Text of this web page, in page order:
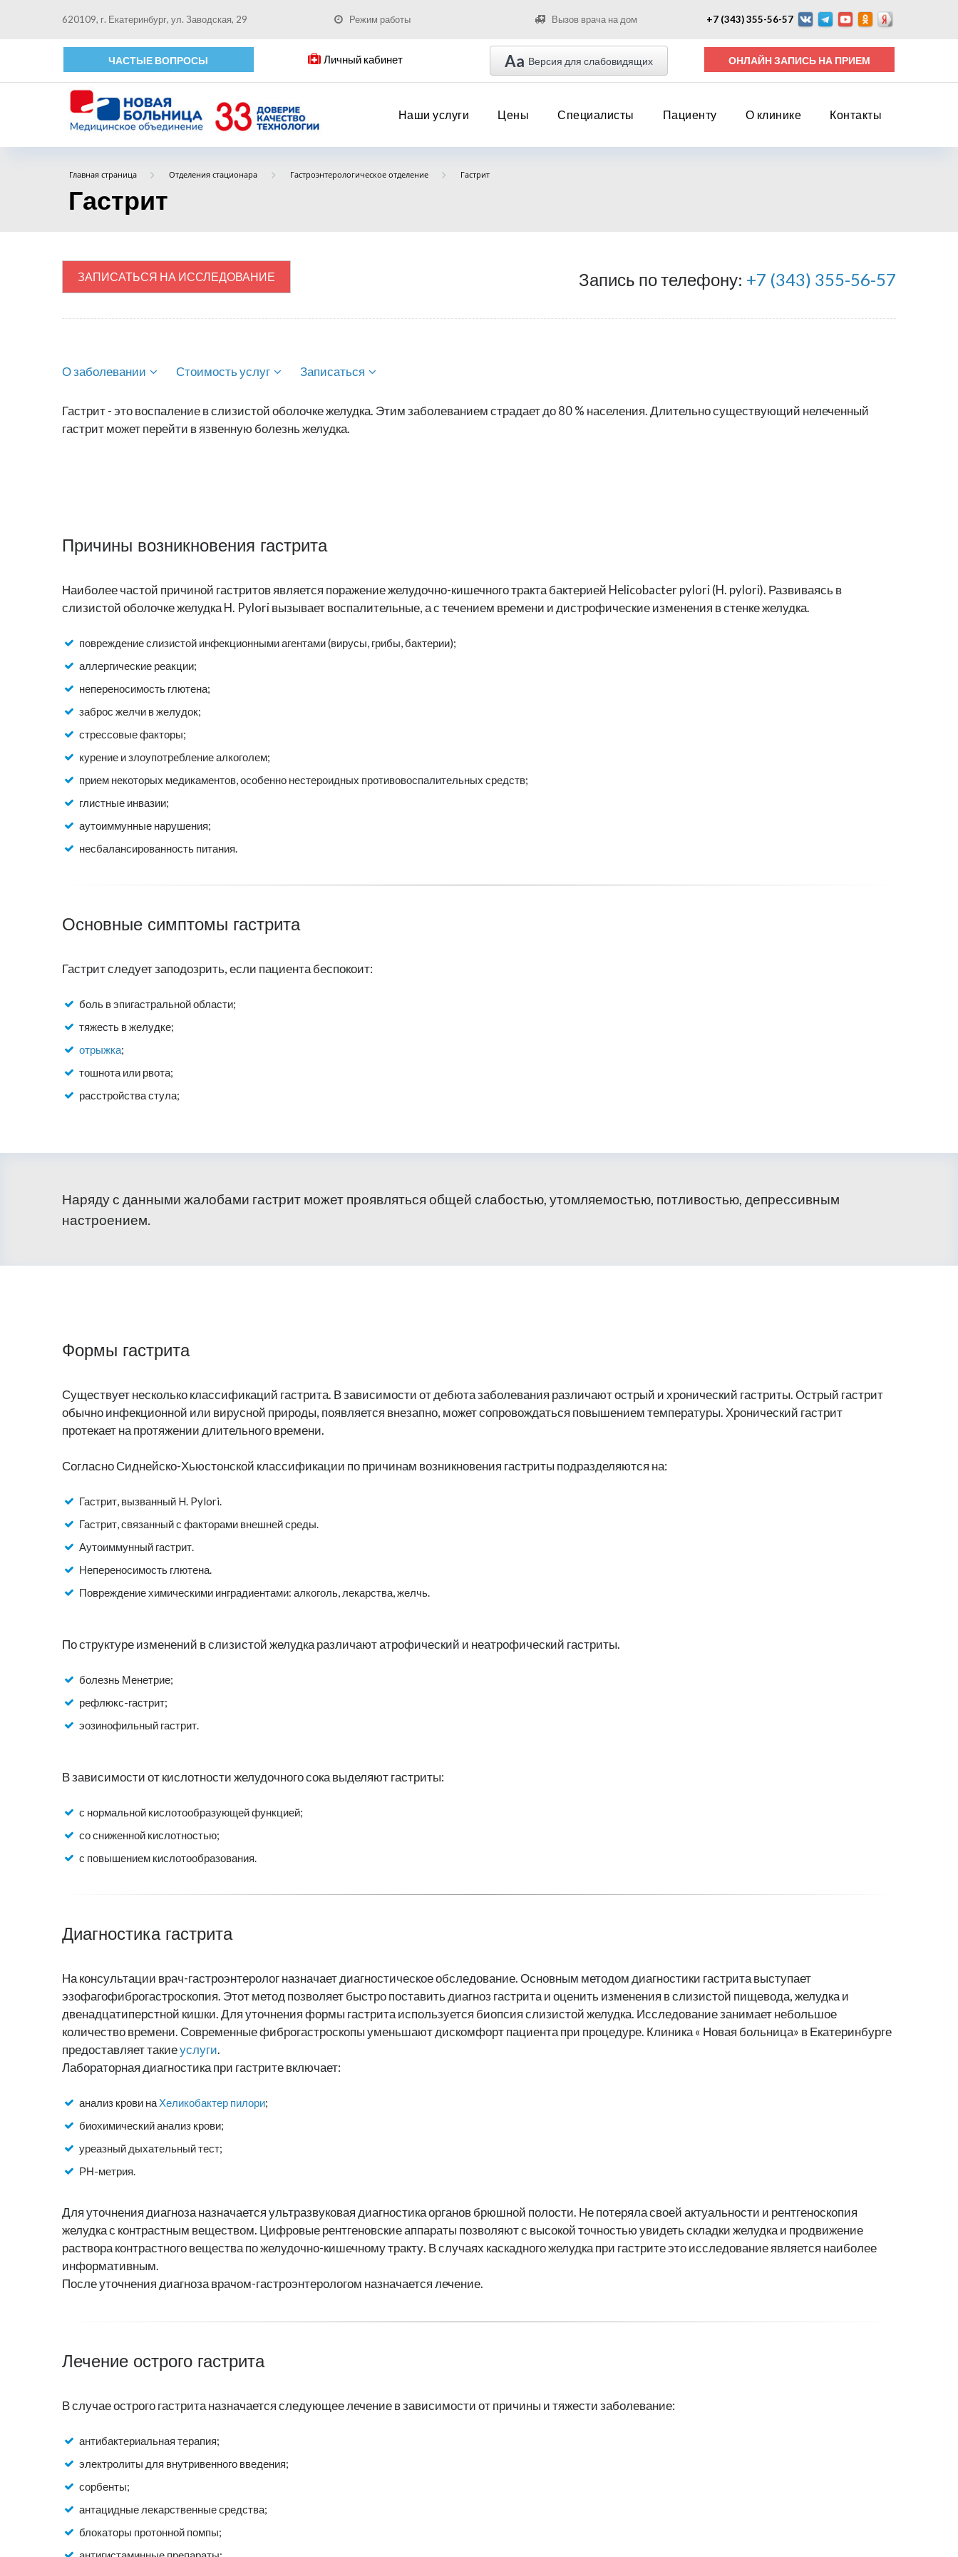
620109, г. Екатеринбург, ул. Заводская, 29 Режим работы Вызов врача на дом +7 (343) 355-56-57
ЧАСТЫЕ ВОПРОСЫ Личный кабинет Aa Версия для слабовидящих ОНЛАЙН ЗАПИСЬ НА ПРИЕМ
Наши услуги Цены Специалисты Пациенту О клинике Контакты
Главная страница Отделения стационара Гастроэнтерологическое отделение Гастрит
Гастрит
ЗАПИСАТЬСЯ НА ИССЛЕДОВАНИЕ Запись по телефону: +7 (343) 355-56-57
О заболевании Стоимость услуг Записаться
Гастрит - это воспаление в слизистой оболочке желудка. Этим заболеванием страдает до 80 % населения. Длительно существующий нелеченный
гастрит может перейти в язвенную болезнь желудка.
Причины возникновения гастрита
Наиболее частой причиной гастритов является поражение желудочно-кишечного тракта бактерией Helicobacter pylori (H. pylori). Развиваясь в
слизистой оболочке желудка H. Pylori вызывает воспалительные, а с течением времени и дистрофические изменения в стенке желудка.
повреждение слизистой инфекционными агентами (вирусы, грибы, бактерии);
аллергические реакции;
непереносимость глютена;
заброс желчи в желудок;
стрессовые факторы;
курение и злоупотребление алкоголем;
прием некоторых медикаментов, особенно нестероидных противовоспалительных средств;
глистные инвазии;
аутоиммунные нарушения;
несбалансированность питания.
Основные симптомы гастрита
Гастрит следует заподозрить, если пациента беспокоит:
боль в эпигастральной области;
тяжесть в желудке;
отрыжка;
тошнота или рвота;
расстройства стула;
Наряду с данными жалобами гастрит может проявляться общей слабостью, утомляемостью, потливостью, депрессивным
настроением.
Формы гастрита
Существует несколько классификаций гастрита. В зависимости от дебюта заболевания различают острый и хронический гастриты. Острый гастрит
обычно инфекционной или вирусной природы, появляется внезапно, может сопровождаться повышением температуры. Хронический гастрит
протекает на протяжении длительного времени.
Согласно Сиднейско-Хьюстонской классификации по причинам возникновения гастриты подразделяются на:
Гастрит, вызванный H. Pylori.
Гастрит, связанный с факторами внешней среды.
Аутоиммунный гастрит.
Непереносимость глютена.
Повреждение химическими инградиентами: алкоголь, лекарства, желчь.
По структуре изменений в слизистой желудка различают атрофический и неатрофический гастриты.
болезнь Менетрие;
рефлюкс-гастрит;
эозинофильный гастрит.
В зависимости от кислотности желудочного сока выделяют гастриты:
с нормальной кислотообразующей функцией;
со сниженной кислотностью;
с повышением кислотообразования.
Диагностика гастрита
На консультации врач-гастроэнтеролог назначает диагностическое обследование. Основным методом диагностики гастрита выступает
эзофагофиброгастроскопия. Этот метод позволяет быстро поставить диагноз гастрита и оценить изменения в слизистой пищевода, желудка и
двенадцатиперстной кишки. Для уточнения формы гастрита используется биопсия слизистой желудка. Исследование занимает небольшое
количество времени. Современные фиброгастроскопы уменьшают дискомфорт пациента при процедуре. Клиника « Новая больница» в Екатеринбурге
предоставляет такиеуслуги.
Лабораторная диагностика при гастрите включает:
анализ крови на Хеликобактер пилори;
биохимический анализ крови;
уреазный дыхательный тест;
РН-метрия.
Для уточнения диагноза назначается ультразвуковая диагностика органов брюшной полости. Не потеряла своей актуальности и рентгеноскопия
желудка с контрастным веществом. Цифровые рентгеновские аппараты позволяют с высокой точностью увидеть складки желудка и продвижение
раствора контрастного вещества по желудочно-кишечному тракту. В случаях каскадного желудка при гастрите это исследование является наиболее
информативным.
После уточнения диагноза врачом-гастроэнтерологом назначается лечение.
Лечение острого гастрита
В случае острого гастрита назначается следующее лечение в зависимости от причины и тяжести заболевание:
антибактериальная терапия;
электролиты для внутривенного введения;
сорбенты;
антацидные лекарственные средства;
блокаторы протонной помпы;